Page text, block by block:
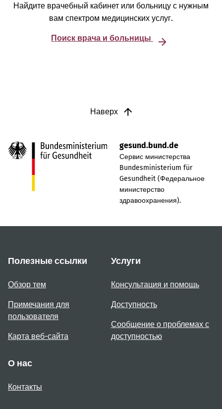
Найдите врачебный кабинет или больницу с нужным
вам спектром медицинских услуг.
Поиск врача и больницы
Наверх
gesund.bund.de
Сервис министерства
Bundesministerium für
Gesundheit (Федеральное
министерство
здравоохранения).
Полезные ссылки
Обзор тем
Примечания для
пользователя
Карта веб-сайта
Услуги
Консультация и помощь
Доступность
Сообщение о проблемах с
доступностью
О нас
Контакты